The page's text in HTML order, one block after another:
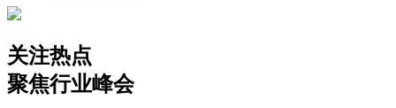
关注热点
聚焦行业峰会